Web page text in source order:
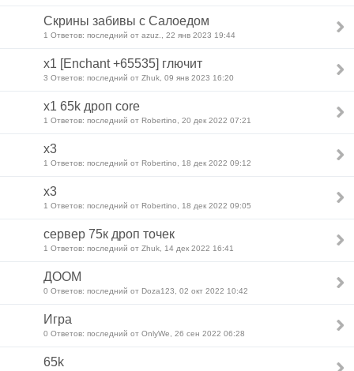
Скрины забивы с Салоедом
1 Ответов: последний от azuz., 22 янв 2023 19:44
x1 [Enchant +65535] глючит
3 Ответов: последний от Zhuk, 09 янв 2023 16:20
x1 65k дроп core
1 Ответов: последний от Robertino, 20 дек 2022 07:21
x3
1 Ответов: последний от Robertino, 18 дек 2022 09:12
x3
1 Ответов: последний от Robertino, 18 дек 2022 09:05
сервер 75к дроп точек
1 Ответов: последний от Zhuk, 14 дек 2022 16:41
ДООМ
0 Ответов: последний от Doza123, 02 окт 2022 10:42
Игра
0 Ответов: последний от OnlyWe, 26 сен 2022 06:28
65k